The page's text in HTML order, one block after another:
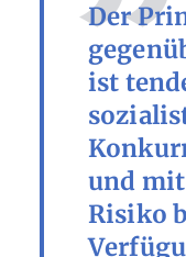
Der
ist
und
Risiko